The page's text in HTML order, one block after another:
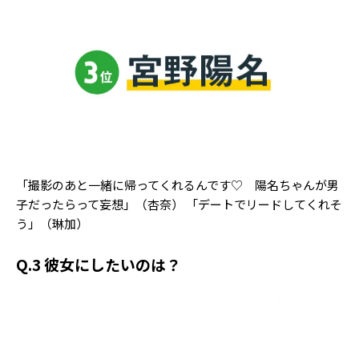
「撮影のあと一緒に帰ってくれるんです♡ 陽名ちゃんが男
子だったらって妄想」（杏奈） 「デートでリードしてくれそ
う」（琳加）
Q.3 彼女にしたいのは？